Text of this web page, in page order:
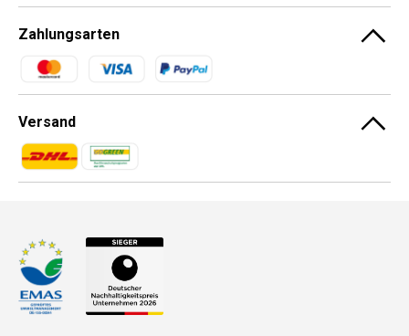
Zahlungsarten
Zahlungsmethoden
Versand
Zahlungsmethoden
Zahlungsmethoden